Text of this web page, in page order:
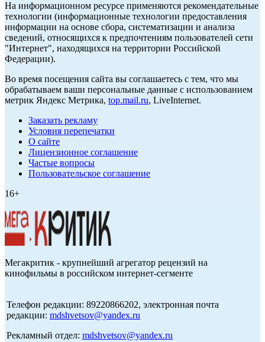
На информационном ресурсе применяются рекомендательные
технологии (информационные технологии предоставления
информации на основе сбора, систематизации и анализа
сведений, относящихся к предпочтениям пользователей сети
"Интернет", находящихся на территории Российской
Федерации).
Во время посещения сайта вы соглашаетесь с тем, что мы
обрабатываем ваши персональные данные с использованием
метрик Яндекс Метрика, top.mail.ru, LiveInternet.
Заказать рекламу
Условия перепечатки
О сайте
Лицензионное соглашение
Частые вопросы
Пользовательское соглашение
16+
Мегакритик - крупнейший агрегатор рецензий на
кинофильмы в российском интернет-сегменте
Телефон редакции: 89220866202, электронная почта
редакции: mdshvetsov@yandex.ru
Рекламный отдел: mdshvetsov@yandex.ru